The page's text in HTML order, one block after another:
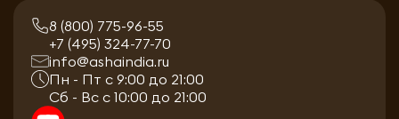
8 (800) 775-96-55
+7 (495) 324-77-70
info@ashaindia.ru
Пн - Пт с 9:00 до 21:00
Сб - Вс с 10:00 до 21:00